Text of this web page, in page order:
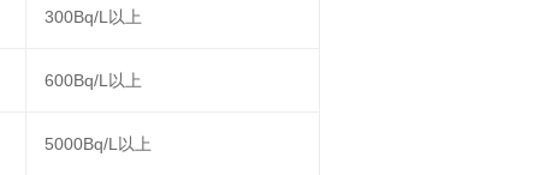
300Bq/L以上
600Bq/L以上
5000Bq/L以上